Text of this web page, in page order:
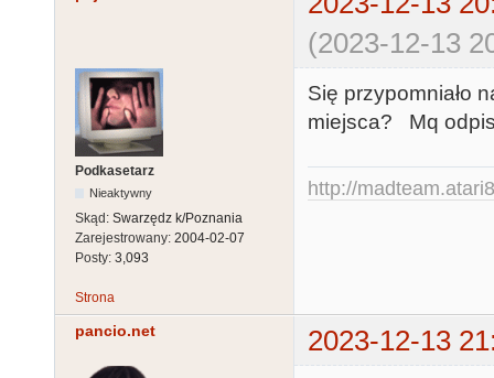
(2023-12-13
Podkasetarz
Nieaktywny
Skąd: Swarzędz k/Poznania
Zarejestrowany: 2004-02-07
Posty: 3,093
Się przypomniało
miejsca? Mq
http://
Strona
pancio.net 2023-12-13